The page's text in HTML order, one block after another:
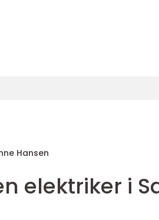
Hansen
elektriker i